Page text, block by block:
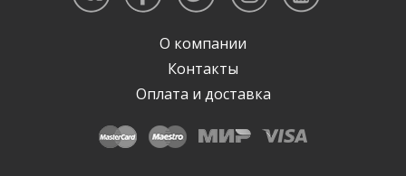
О компании
Контакты
Оплата и доставка